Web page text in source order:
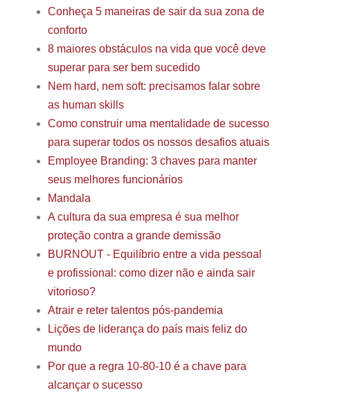
Conheça 5 maneiras de sair da sua zona de
conforto
8 maiores obstáculos na vida que você deve
superar para ser bem sucedido
Nem hard, nem soft: precisamos falar sobre
as human skills
Como construir uma mentalidade de sucesso
para superar todos os nossos desafios atuais
Employee Branding: 3 chaves para manter
seus melhores funcionários
Mandala
A cultura da sua empresa é sua melhor
proteção contra a grande demissão
BURNOUT - Equilíbrio entre a vida pessoal
e profissional: como dizer não e ainda sair
vitorioso?
Atrair e reter talentos pós-pandemia
Lições de liderança do país mais feliz do
mundo
Por que a regra 10-80-10 é a chave para
alcançar o sucesso